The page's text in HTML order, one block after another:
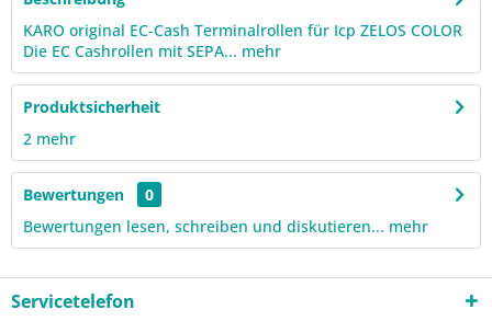
KARO original EC-Cash Terminalrollen für Icp ZELOS COLOR
Die EC Cashrollen mit SEPA... mehr
Produktsicherheit
2 mehr
Bewertungen
0
Bewertungen lesen, schreiben und diskutieren... mehr
Servicetelefon